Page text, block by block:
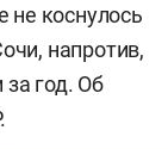
не коснулось
напротив,
за год. Об